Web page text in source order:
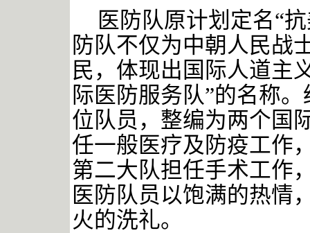
医防队原计划定名“
防队不仅为中朝人民战
民，体现出国际人道主
际医防服务队”的名称
位队员，整编为两个国
任一般医疗及防疫工作
第二大队担任手术工作
医防队员以饱满的热情
火的洗礼。